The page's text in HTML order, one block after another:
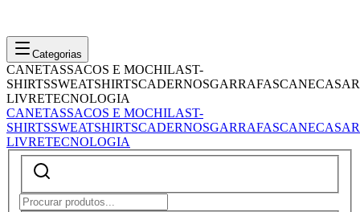
Categorias
CANETASSACOS E MOCHILAST-
SHIRTSSWEATSHIRTSCADERNOSGARRAFASCANECASAR
LIVRETECNOLOGIA
CANETASSACOS E MOCHILAST-
SHIRTSSWEATSHIRTSCADERNOSGARRAFASCANECASAR
LIVRETECNOLOGIA